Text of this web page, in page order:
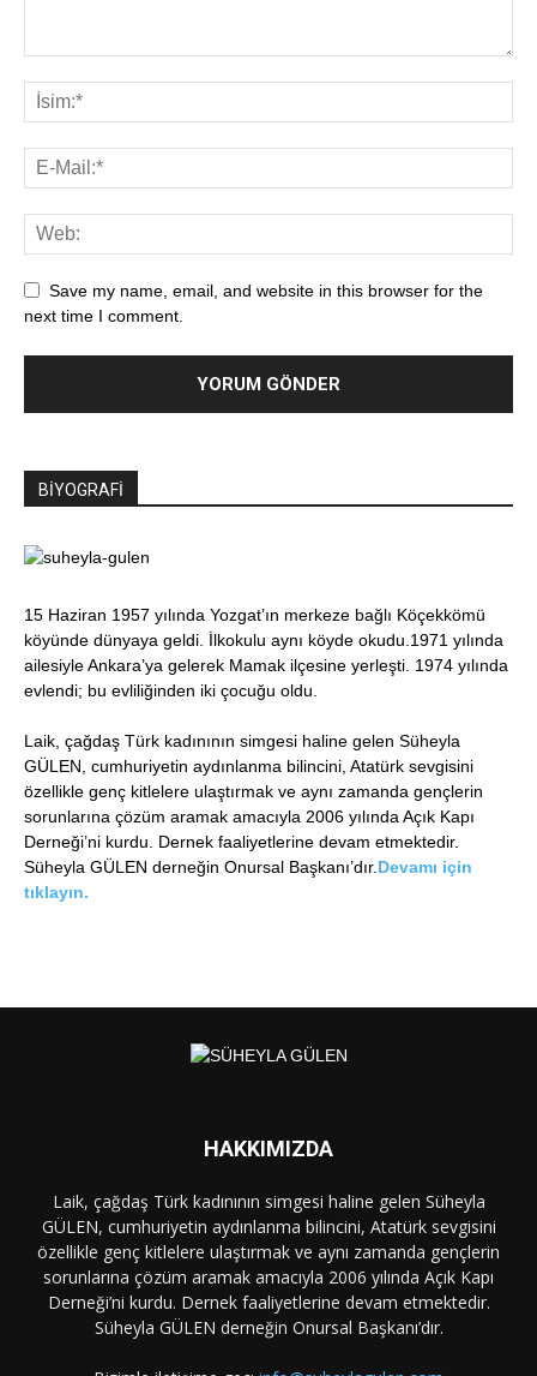
Save my name, email, and website in this browser for the
next time I comment.
BİYOGRAFİ
15 Haziran 1957 yılında Yozgat’ın merkeze bağlı Köçekkömü
köyünde dünyaya geldi. İlkokulu aynı köyde okudu.1971 yılında
ailesiyle Ankara’ya gelerek Mamak ilçesine yerleşti. 1974 yılında
evlendi; bu evliliğinden iki çocuğu oldu.
Laik, çağdaş Türk kadınının simgesi haline gelen Süheyla
GÜLEN, cumhuriyetin aydınlanma bilincini, Atatürk sevgisini
özellikle genç kitlelere ulaştırmak ve aynı zamanda gençlerin
sorunlarına çözüm aramak amacıyla 2006 yılında Açık Kapı
Derneği’ni kurdu. Dernek faaliyetlerine devam etmektedir.
Süheyla GÜLEN derneğin Onursal Başkanı’dır. Devamı için
tıklayın.
HAKKIMIZDA
Laik, çağdaş Türk kadınının simgesi haline gelen Süheyla
GÜLEN, cumhuriyetin aydınlanma bilincini, Atatürk sevgisini
özellikle genç kitlelere ulaştırmak ve aynı zamanda gençlerin
sorunlarına çözüm aramak amacıyla 2006 yılında Açık Kapı
Derneği’ni kurdu. Dernek faaliyetlerine devam etmektedir.
Süheyla GÜLEN derneğin Onursal Başkanı’dır.